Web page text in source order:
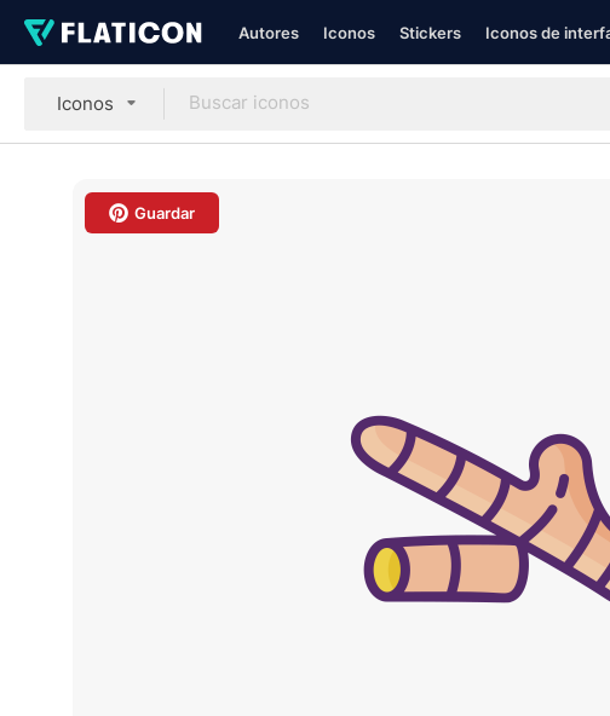
Autores Iconos Stickers Iconos de
Iconos
Guardar